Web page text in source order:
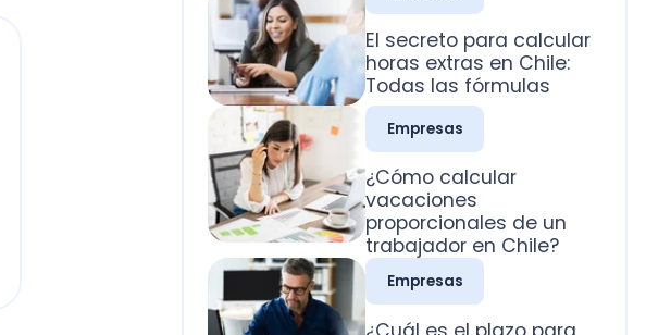
Empresas
¿Cómo calcular
vacaciones
proporcionales de un
trabajador en Chile?
Empresas
¿Cuál es el plazo para
pagar remuneraciones
Empresas